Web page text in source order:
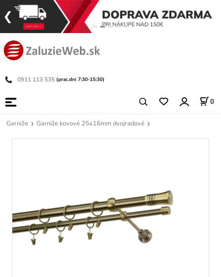
0911 113 535 (prac.dni 7:30-15:30)
0
Garniže Garniže kovové 25x16mm dvojradové